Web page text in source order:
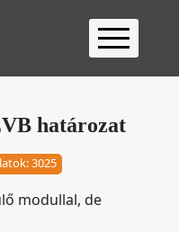
Kezdőlap
2026
határozat
3025
modullal, de